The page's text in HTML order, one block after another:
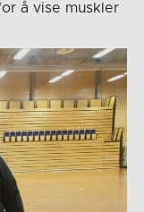
å vise muskler